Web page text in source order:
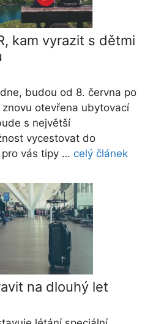
kam vyrazit s dětmi
budou od 8. června po
otevřena ubytovací
s největší
vycestovat do
pro vás tipy … celý článek
na dlouhý let